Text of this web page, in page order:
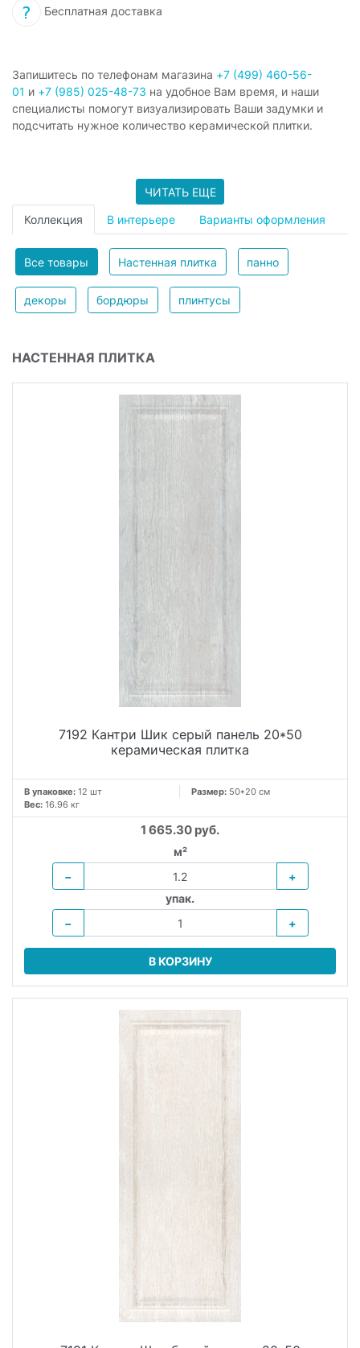
Бесплатная доставка
Запишитесь по телефонам магазина +7 (499) 460-56-
01 и +7 (985) 025-48-73 на удобное Вам время, и наши
специалисты помогут визуализировать Ваши задумки и
подсчитать нужное количество керамической плитки.
ЧИТАТЬ ЕЩЕ
Коллекция В интерьере Варианты оформления
Все товары Настенная плитка панно
декоры бордюры плинтусы
НАСТЕННАЯ ПЛИТКА
7192 Кантри Шик серый панель 20*50
керамическая плитка
В упаковке: 12 шт Размер: 50*20 см
Вес: 16.96 кг
1 665.30 руб.
м²
−
+
упак.
−
+
В КОРЗИНУ